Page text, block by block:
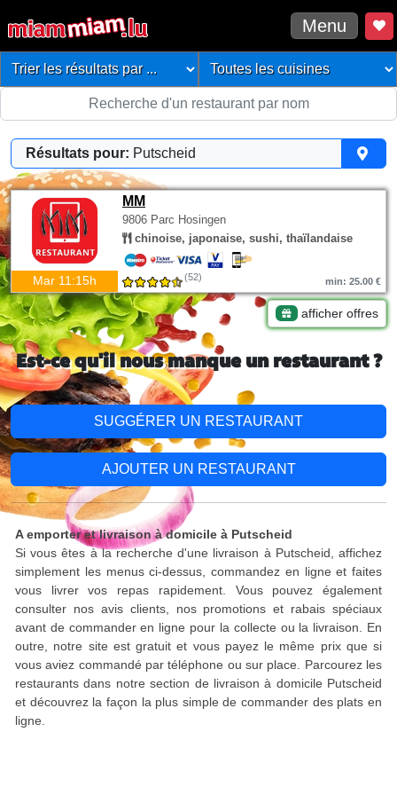
Menu
Résultats pour: Putscheid
MM
9806 Parc Hosingen
chinoise, japonaise, sushi, thaïlandaise
Mar 11:15h (52) min: 25.00 €
afficher offres
Est-ce qu'il nous manque un restaurant ?
SUGGÉRER UN RESTAURANT
AJOUTER UN RESTAURANT
A emporter et livraison à domicile à Putscheid
Si vous êtes à la recherche d'une livraison à Putscheid, affichez
simplement les menus ci-dessus, commandez en ligne et faites
vous livrer vos repas rapidement. Vous pouvez également
consulter nos avis clients, nos promotions et rabais spéciaux
avant de commander en ligne pour la collecte ou la livraison. En
outre, notre site est gratuit et vous payez le même prix que si
vous aviez commandé par téléphone ou sur place. Parcourez les
restaurants dans notre section de livraison à domicile Putscheid
et découvrez la façon la plus simple de commander des plats en
ligne.